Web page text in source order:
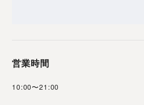
営業時間
10:00〜21:00